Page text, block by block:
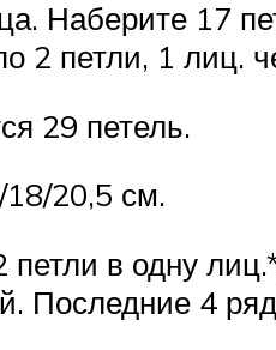
Наберите 17
2 петли, 1 лиц.
29 петель.
20,5 см.
в одну
Последние 4